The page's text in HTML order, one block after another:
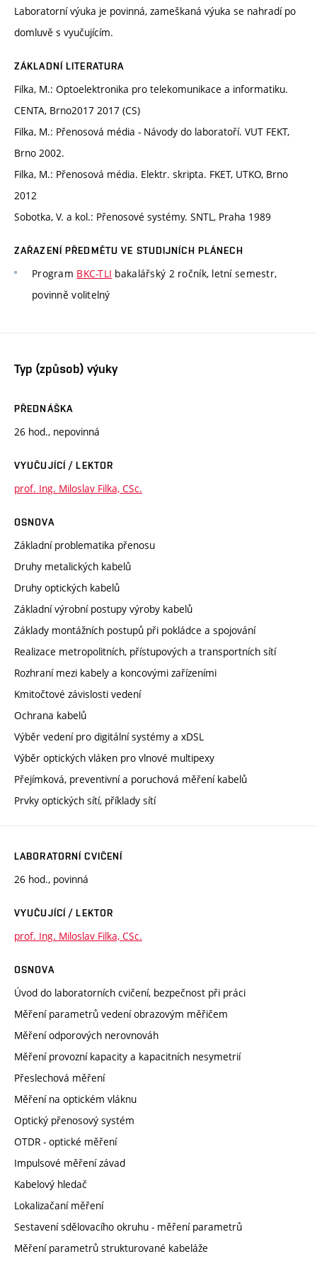
Laboratorní výuka je povinná, zameškaná výuka se nahradí po
domluvě s vyučujícím.
ZÁKLADNÍ LITERATURA
Filka, M.: Optoelektronika pro telekomunikace a informatiku.
CENTA, Brno2017 2017 (CS)
Filka, M.: Přenosová média - Návody do laboratoří. VUT FEKT,
Brno 2002.
Filka, M.: Přenosová média. Elektr. skripta. FKET, UTKO, Brno
2012
Sobotka, V. a kol.: Přenosové systémy. SNTL, Praha 1989
ZAŘAZENÍ PŘEDMĚTU VE STUDIJNÍCH PLÁNECH
Program BKC-TLI bakalářský 2 ročník, letní semestr,
povinně volitelný
Typ (způsob) výuky
PŘEDNÁŠKA
26 hod., nepovinná
VYUČUJÍCÍ / LEKTOR
prof. Ing. Miloslav Filka, CSc.
OSNOVA
Základní problematika přenosu
Druhy metalických kabelů
Druhy optických kabelů
Základní výrobní postupy výroby kabelů
Základy montážních postupů při pokládce a spojování
Realizace metropolitních, přístupových a transportních sítí
Rozhraní mezi kabely a koncovými zařízeními
Kmitočtové závislosti vedení
Ochrana kabelů
Výběr vedení pro digitální systémy a xDSL
Výběr optických vláken pro vlnové multipexy
Přejímková, preventivní a poruchová měření kabelů
Prvky optických sítí, příklady sítí
LABORATORNÍ CVIČENÍ
26 hod., povinná
VYUČUJÍCÍ / LEKTOR
prof. Ing. Miloslav Filka, CSc.
OSNOVA
Úvod do laboratorních cvičení, bezpečnost při práci
Měření parametrů vedení obrazovým měřičem
Měření odporových nerovnováh
Měření provozní kapacity a kapacitních nesymetrií
Přeslechová měření
Měření na optickém vláknu
Optický přenosový systém
OTDR - optické měření
Impulsové měření závad
Kabelový hledač
Lokalizačaní měření
Sestavení sdělovacího okruhu - měření parametrů
Měření parametrů strukturované kabeláže